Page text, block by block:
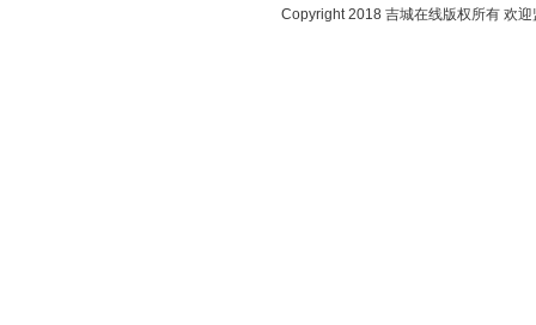
Copyright 2018 吉城在线版权所有 欢